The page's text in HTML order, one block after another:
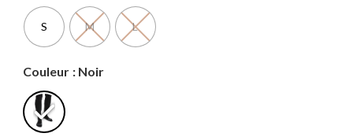
S M L
Couleur : Noir